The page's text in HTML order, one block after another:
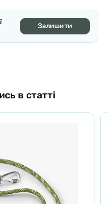
Залишити
в статті